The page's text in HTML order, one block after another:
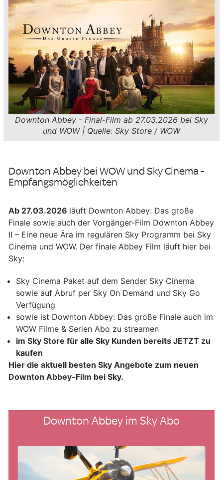
Downton Abbey - Final-Film ab 27.03.2026 bei Sky
und WOW | Quelle: Sky Store / WOW
Downton Abbey bei WOW und Sky Cinema -
Empfangsmöglichkeiten
Ab 27.03.2026 läuft Downton Abbey: Das große
Finale sowie auch der Vorgänger-Film Downton Abbey
II – Eine neue Ära im regulären Sky Programm bei Sky
Cinema und WOW. Der finale Abbey Film läuft hier bei
Sky:
Sky Cinema Paket auf dem Sender Sky Cinema
sowie auf Abruf per Sky On Demand und Sky Go
Verfügung
sowie ist Downton Abbey: Das große Finale auch im
WOW Filme & Serien Abo zu streamen
im Sky Store für alle Sky Kunden bereits JETZT zu
kaufen
Hier die aktuell besten Sky Angebote zum neuen
Downton Abbey-Film bei Sky.
Downton Abbey im Sky Abo